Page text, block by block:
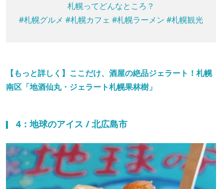
札幌ってどんなところ？
#札幌グルメ #札幌カフェ #札幌ラーメン #札幌観光
【もっと詳しく】ここだけ、酒屋の絶品ジェラート！札幌
南区「地酒仙丸・ジェラート札幌果林樹」
4：地球のアイス / 北広島市